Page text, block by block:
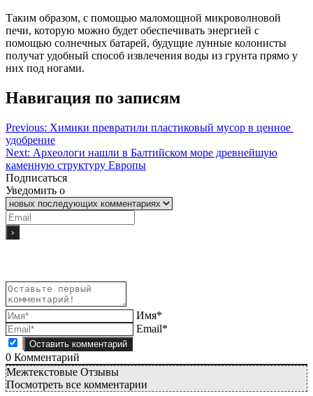
Таким образом, с помощью маломощной микроволновой
печи, которую можно будет обеспечивать энергией с
помощью солнечных батарей, будущие лунные колонисты
получат удобный способ извлечения воды из грунта прямо у
них под ногами.
Навигация по записям
Previous: Химики превратили пластиковый мусор в ценное
удобрение
Next: Археологи нашли в Балтийском море древнейшую
каменную структуру Европы
Подписаться
Уведомить о
Имя*
Email*
0 Комментарий
Межтекстовые Отзывы
Посмотреть все комментарии